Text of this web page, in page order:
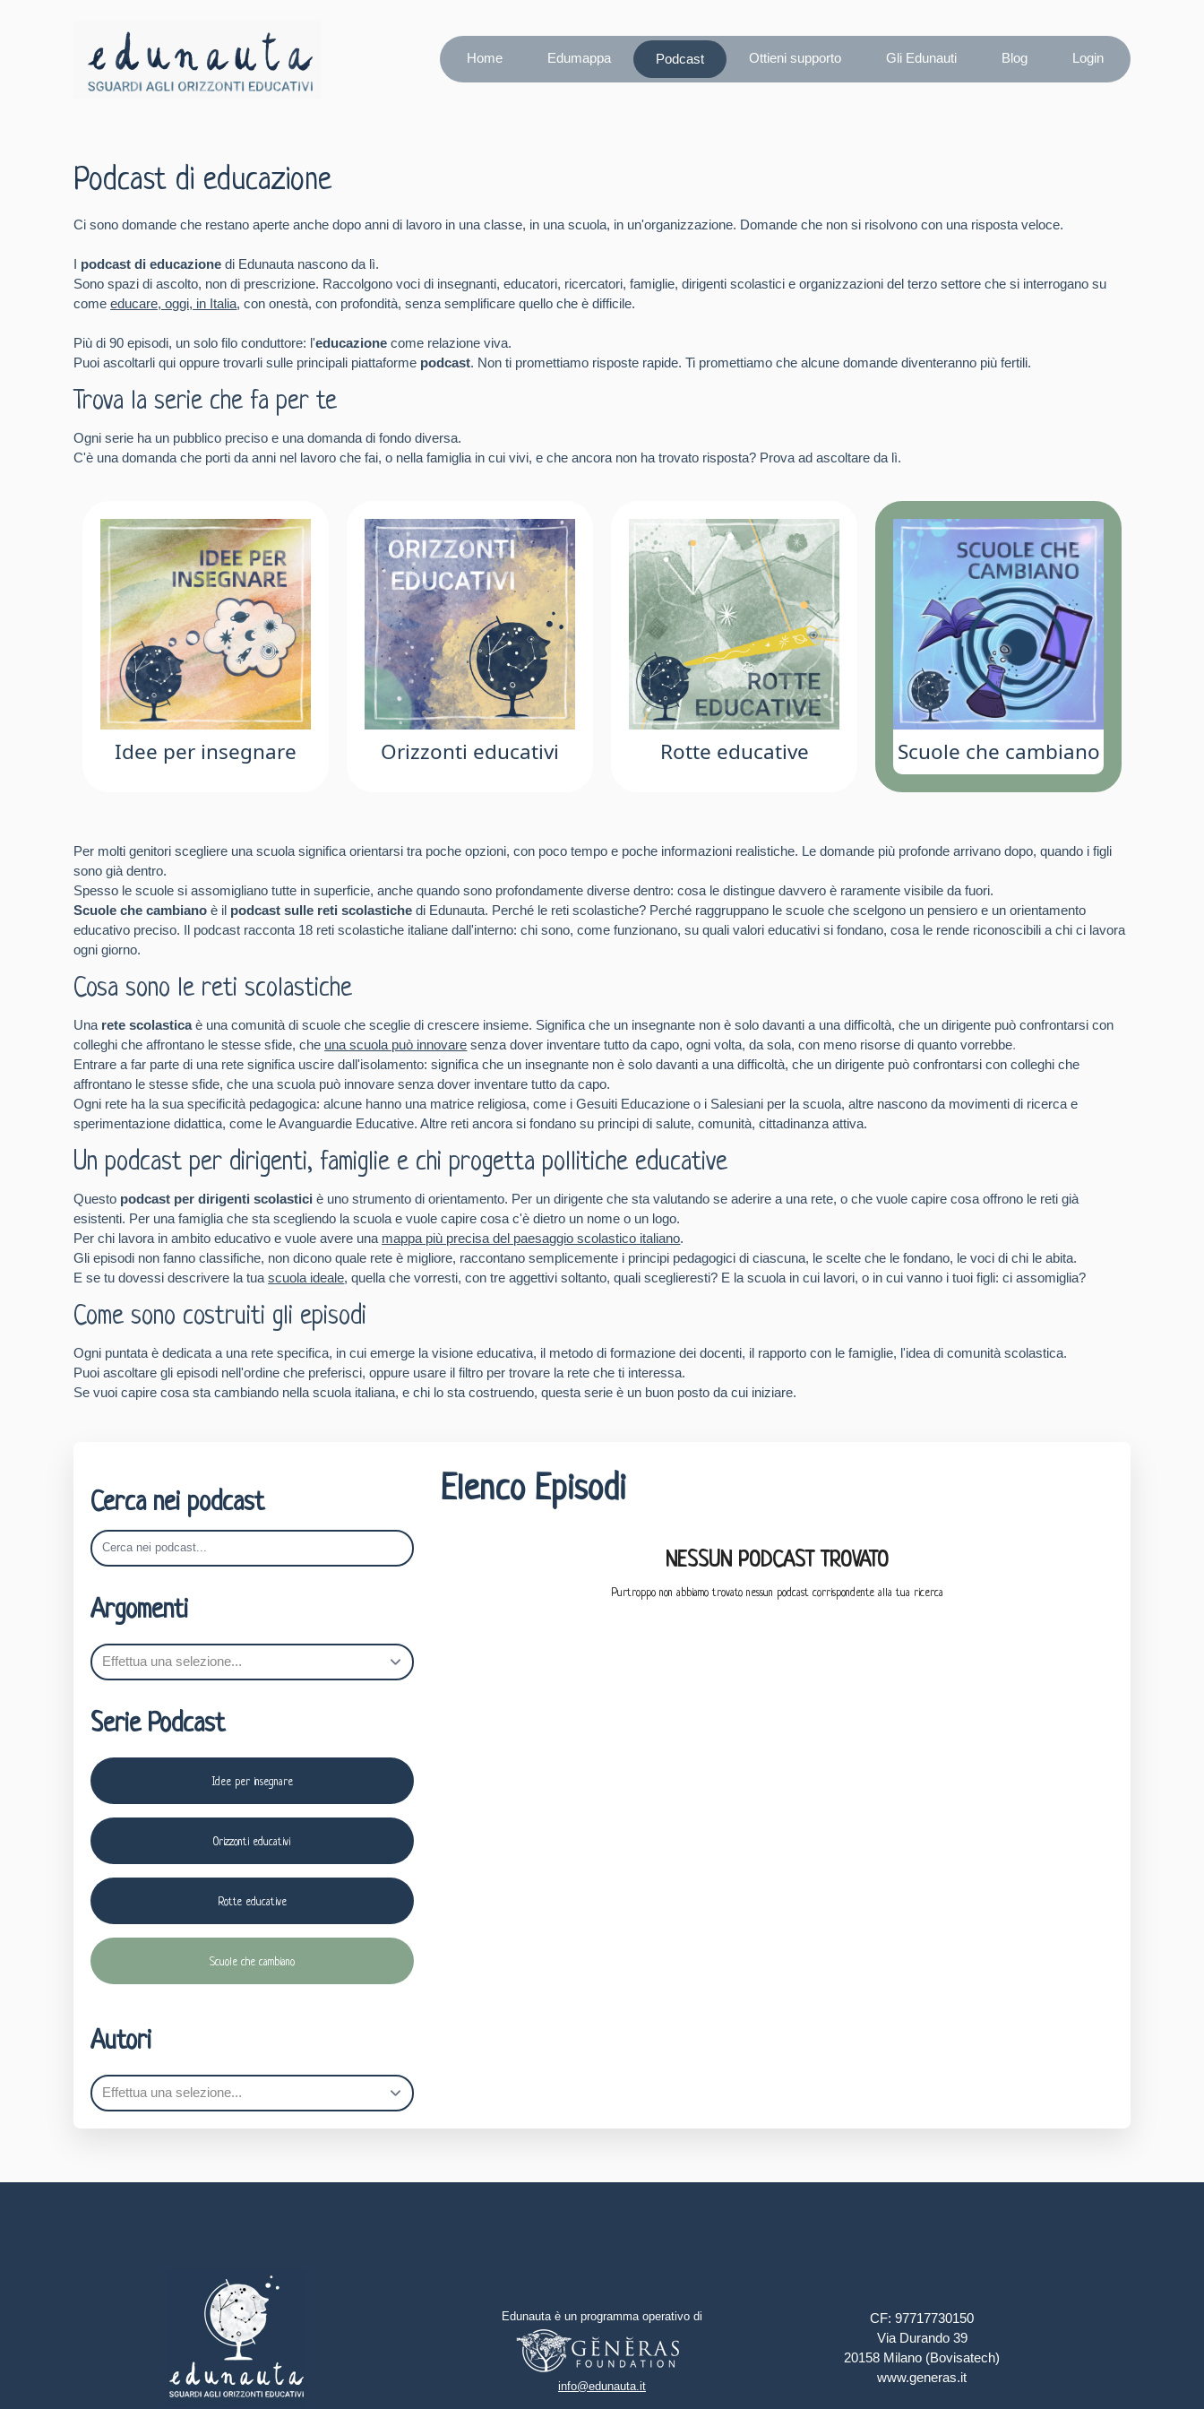
Home Edumappa Podcast Ottieni supporto Gli Edunauti Blog Login
Podcast di educazione
Ci sono domande che restano aperte anche dopo anni di lavoro in una classe, in una scuola, in un'organizzazione. Domande che non si risolvono con una risposta veloce.
I podcast di educazionedi Edunauta nascono da lì.
Sono spazi di ascolto, non di prescrizione. Raccolgono voci di insegnanti, educatori, ricercatori, famiglie, dirigenti scolastici e organizzazioni del terzo settore che si interrogano su
comeeducare, oggi, in Italia, con onestà, con profondità, senza semplificare quello che è difficile.
Più di 90 episodi, un solo filo conduttore: l'educazione come relazione viva.
Puoi ascoltarli qui oppure trovarli sulle principali piattaforme podcast. Non ti promettiamo risposte rapide. Ti promettiamo che alcune domande diventeranno più fertili.
Trova la serie che fa per te
Ogni serie ha un pubblico preciso e una domanda di fondo diversa.
C'è una domanda che porti da anni nel lavoro che fai, o nella famiglia in cui vivi, e che ancora non ha trovato risposta? Prova ad ascoltare da lì.
Idee per insegnare Orizzonti educativi Rotte educative Scuole che cambiano
Per molti genitori scegliere una scuola significa orientarsi tra poche opzioni, con poco tempo e poche informazioni realistiche. Le domande più profonde arrivano dopo, quando i figli
sono già dentro.
Spesso le scuole si assomigliano tutte in superficie, anche quando sono profondamente diverse dentro: cosa le distingue davvero è raramente visibile da fuori.
Scuole che cambiano è il podcast sulle reti scolastiche di Edunauta. Perché le reti scolastiche? Perché raggruppano le scuole che scelgono un pensiero e un orientamento
educativo preciso. Il podcast racconta 18 reti scolastiche italiane dall'interno: chi sono, come funzionano, su quali valori educativi si fondano, cosa le rende riconoscibili a chi ci lavora
ogni giorno.
Cosa sono le reti scolastiche
Una rete scolasticaè una comunità di scuole che sceglie di crescere insieme. Significa che un insegnante non è solo davanti a una difficoltà, che un dirigente può confrontarsi con
colleghi che affrontano le stesse sfide, che una scuola può innovare senza dover inventare tutto da capo, ogni volta, da sola, con meno risorse di quanto vorrebbe.
Entrare a far parte di una rete significa uscire dall'isolamento: significa che un insegnante non è solo davanti a una difficoltà, che un dirigente può confrontarsi con colleghi che
affrontano le stesse sfide, che una scuola può innovare senza dover inventare tutto da capo.
Ogni rete ha la sua specificità pedagogica: alcune hanno una matrice religiosa, come i Gesuiti Educazione o i Salesiani per la scuola, altre nascono da movimenti di ricerca e
sperimentazione didattica, come le Avanguardie Educative. Altre reti ancora si fondano su principi di salute, comunità, cittadinanza attiva.
Un podcast per dirigenti, famiglie e chi progetta pollitiche educative
Questo podcast per dirigenti scolastici è uno strumento di orientamento. Per un dirigente che sta valutando se aderire a una rete, o che vuole capire cosa offrono le reti già
esistenti. Per una famiglia che sta scegliendo la scuola e vuole capire cosa c'è dietro un nome o un logo.
Per chi lavora in ambito educativo e vuole avere una mappa più precisa del paesaggio scolastico italiano.
Gli episodi non fanno classifiche, non dicono quale rete è migliore, raccontano semplicemente i principi pedagogici di ciascuna, le scelte che le fondano, le voci di chi le abita.
E se tu dovessi descrivere la tuascuola ideale, quella che vorresti, con tre aggettivi soltanto, quali sceglieresti? E la scuola in cui lavori, o in cui vanno i tuoi figli: ci assomiglia?
Come sono costruiti gli episodi
Ogni puntata è dedicata a una rete specifica, in cui emerge la visione educativa, il metodo di formazione dei docenti, il rapporto con le famiglie, l'idea di comunità scolastica.
Puoi ascoltare gli episodi nell'ordine che preferisci, oppure usare il filtro per trovare la rete che ti interessa.
Se vuoi capire cosa sta cambiando nella scuola italiana, e chi lo sta costruendo, questa serie è un buon posto da cui iniziare.
Cerca nei podcast
Argomenti
Serie Podcast
Idee per insegnare
Orizzonti educativi
Rotte educative
Scuole che cambiano
Autori
Elenco Episodi
NESSUN PODCAST TROVATO
Purtroppo non abbiamo trovato nessun podcast corrispondente alla tua ricerca
Edunauta è un programma operativo di
info@edunauta.it
CF: 97717730150
Via Durando 39
20158 Milano (Bovisatech)
www.generas.it